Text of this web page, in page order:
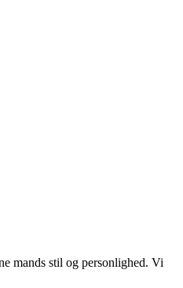
mands stil og personlighed. Vi